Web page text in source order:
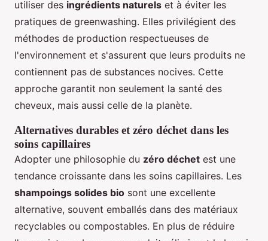
utiliser des ingrédients naturels et à éviter les
pratiques de greenwashing. Elles privilégient des
méthodes de production respectueuses de
l'environnement et s'assurent que leurs produits ne
contiennent pas de substances nocives. Cette
approche garantit non seulement la santé des
cheveux, mais aussi celle de la planète.
Alternatives durables et zéro déchet dans les
soins capillaires
Adopter une philosophie du zéro déchet est une
tendance croissante dans les soins capillaires. Les
shampoings solides bio sont une excellente
alternative, souvent emballés dans des matériaux
recyclables ou compostables. En plus de réduire